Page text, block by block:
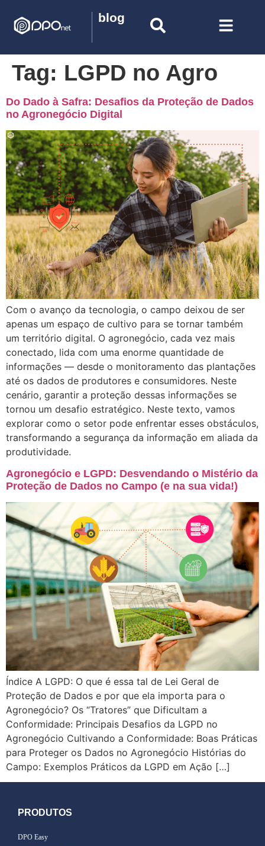
blog
Tag: LGPD no Agro
Do Dado à Safra: Desafios da Proteção de Dados
no Agronegócio Digital
Com o avanço da tecnologia, o campo deixou de ser
apenas um espaço de cultivo para se tornar também
um território digital. O agronegócio, cada vez mais
conectado, lida com uma enorme quantidade de
informações — desde o monitoramento das plantações
até os dados de produtores e consumidores. Neste
cenário, garantir a proteção dessas informações se
tornou um desafio estratégico. Neste texto, vamos
explorar como o setor pode enfrentar esses obstáculos,
transformando a segurança da informação em aliada da
produtividade.
Agronegócio e LGPD: Desvendando o Mistério da
Proteção de Dados no Campo (e na sua vida!)
Índice A LGPD: O que é essa tal de Lei Geral de
Proteção de Dados e por que ela importa para o
Agronegócio? Os “Tratores” que Dificultam a
Conformidade: Principais Desafios da LGPD no
Agronegócio Cultivando a Conformidade: Boas Práticas
para Proteger os Dados no Agronegócio Histórias do
Campo: Exemplos Práticos da LGPD em Ação […]
PRODUTOS
DPO Easy